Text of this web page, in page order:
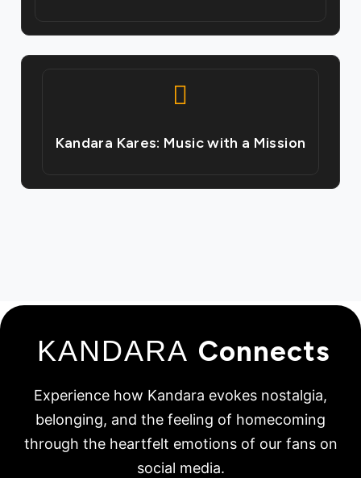
Kandara Kares: Music with a Mission
KANDARA Connects
Experience how Kandara evokes nostalgia,
belonging, and the feeling of homecoming
through the heartfelt emotions of our fans on
social media.